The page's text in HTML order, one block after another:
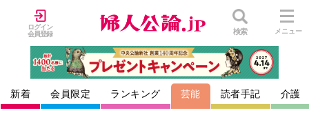
ログイン
会員登録
検索 メニュー
新着 会員限定 ランキング 芸能 読者手記 介護